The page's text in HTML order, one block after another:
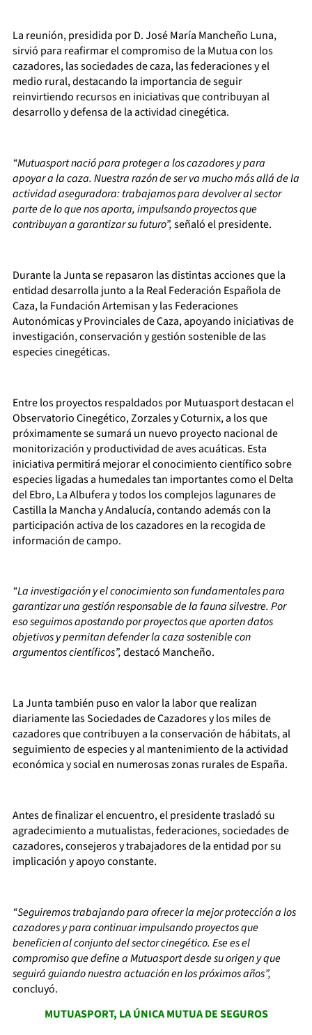
La reunión, presidida por D. José María Mancheño Luna,
sirvió para reafirmar el compromiso de la Mutua con los
cazadores, las sociedades de caza, las federaciones y el
medio rural, destacando la importancia de seguir
reinvirtiendo recursos en iniciativas que contribuyan al
desarrollo y defensa de la actividad cinegética.
“Mutuasport nació para proteger a los cazadores y para
apoyar a la caza. Nuestra razón de ser va mucho más allá de la
actividad aseguradora: trabajamos para devolver al sector
parte de lo que nos aporta, impulsando proyectos que
contribuyan a garantizar su futuro”,señaló el presidente.
Durante la Junta se repasaron las distintas acciones que la
entidad desarrolla junto a la Real Federación Española de
Caza, la Fundación Artemisan y las Federaciones
Autonómicas y Provinciales de Caza, apoyando iniciativas de
investigación, conservación y gestión sostenible de las
especies cinegéticas.
Entre los proyectos respaldados por Mutuasport destacan el
Observatorio Cinegético, Zorzales y Coturnix, a los que
próximamente se sumará un nuevo proyecto nacional de
monitorización y productividad de aves acuáticas. Esta
iniciativa permitirá mejorar el conocimiento científico sobre
especies ligadas a humedales tan importantes como el Delta
del Ebro, La Albufera y todos los complejos lagunares de
Castilla la Mancha y Andalucía, contando además con la
participación activa de los cazadores en la recogida de
información de campo.
“La investigación y el conocimiento son fundamentales para
garantizar una gestión responsable de la fauna silvestre. Por
eso seguimos apostando por proyectos que aporten datos
objetivos y permitan defender la caza sostenible con
argumentos científicos”,destacó Mancheño.
La Junta también puso en valor la labor que realizan
diariamente las Sociedades de Cazadores y los miles de
cazadores que contribuyen a la conservación de hábitats, al
seguimiento de especies y al mantenimiento de la actividad
económica y social en numerosas zonas rurales de España.
Antes de finalizar el encuentro, el presidente trasladó su
agradecimiento a mutualistas, federaciones, sociedades de
cazadores, consejeros y trabajadores de la entidad por su
implicación y apoyo constante.
“Seguiremos trabajando para ofrecer la mejor protección a los
cazadores y para continuar impulsando proyectos que
beneficien al conjunto del sector cinegético. Ese es el
compromiso que define a Mutuasport desde su origen y que
seguirá guiando nuestra actuación en los próximos años”,
concluyó.
MUTUASPORT, LA ÚNICA MUTUA DE SEGUROS